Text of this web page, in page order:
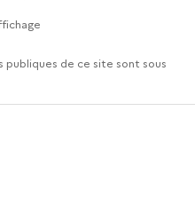
publiques de ce site sont sous